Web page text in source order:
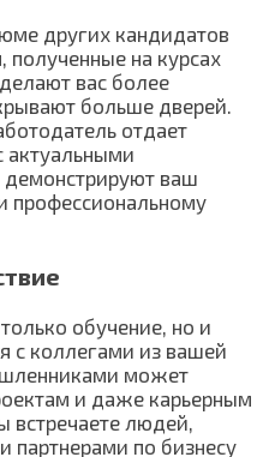
других кандидатов
полученные на курсах
вас более
больше дверей.
отдает
актуальными
демонстрируют ваш
профессиональному
обучение, но и
с коллегами из вашей
может
и даже карьерным
встречаете людей,
партнерами по бизнесу